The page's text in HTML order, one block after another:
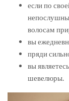
если по
волосам
вы
пряди
вы
шевелюры.